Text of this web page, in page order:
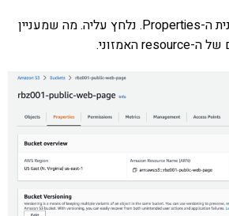
בבאקט יש לנו את לשונית ה-Properties. נלחץ עליה. מה שמעניין